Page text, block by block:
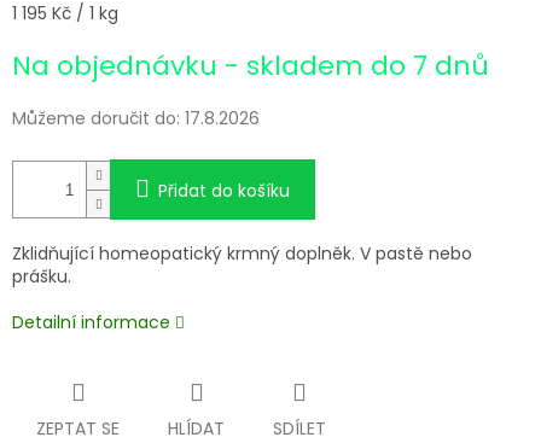
Měrná
1 195 Kč / 1 kg
Na objednávku - skladem do 7 dnů
Můžeme doručit do: 17.8.2026
Přidat do košíku
Zklidňující homeopatický krmný doplněk. V pastě nebo
prášku.
Detailní informace
ZEPTAT SE HLÍDAT SDÍLET